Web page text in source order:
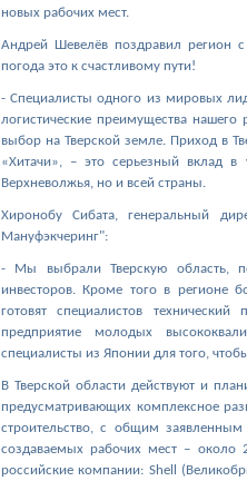
новых рабочих мест.
Андрей Шевелёв поздравил регион
погода это к счастливому пути!
- Специалисты одного из мировых
логистические преимущества
выбор на Тверской земле. Приход в
«Хитачи», – это серьезный вклад в
Верхневолжья, но и всей страны.
Хиронобу Сибата, генеральный
Мануфэкчеринг":
- Мы выбрали Тверскую область,
инвесторов. Кроме того в регионе
готовят специалистов
предприятие молодых
специалисты из Японии для того,
В Тверской области действуют и
предусматривающих комплексное
строительство, с общим
создаваемых рабочих мест – около
российские компании: Shell